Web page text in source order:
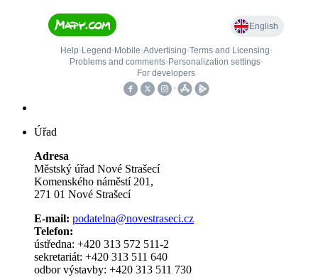
Úřad
Adresa
Městský úřad Nové Strašecí
Komenského náměstí 201,
271 01 Nové Strašecí
E-mail: podatelna@novestraseci.cz
Telefon:
ústředna: +420 313 572 511-2
sekretariát: +420 313 511 640
odbor výstavby: +420 313 511 730